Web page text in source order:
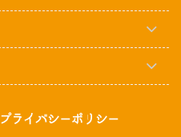
プライバシーポリシー